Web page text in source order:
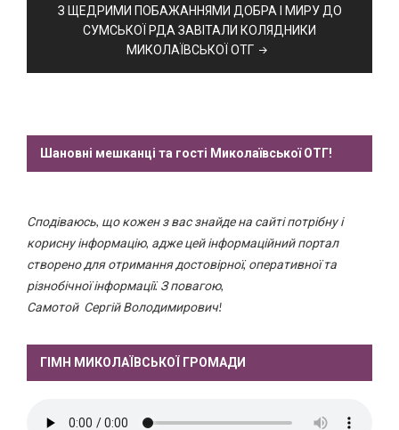
З ЩЕДРИМИ ПОБАЖАННЯМИ ДОБРА І МИРУ ДО
СУМСЬКОЇ РДА ЗАВІТАЛИ КОЛЯДНИКИ
МИКОЛАЇВСЬКОЇ ОТГ
Шановні мешканці та гості Миколаївської ОТГ!
Сподіваюсь, що кожен з вас знайде на сайті потрібну і
корисну інформацію, адже цей інформаційний портал
створено для отримання достовірної, оперативної та
різнобічної інформації. З повагою,
Самотой Сергій Володимирович!
ГІМН МИКОЛАЇВСЬКОЇ ГРОМАДИ